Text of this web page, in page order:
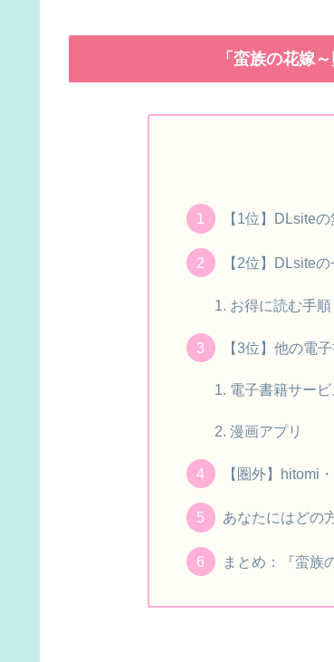
「蛮族の花嫁
【1位】DLsite
【2位】DLsite
お得に読む手順
【3位】他の電
電子書籍サービ
漫画アプリ
【圏外】hitomi
あなたにはどの
まとめ：『蛮族